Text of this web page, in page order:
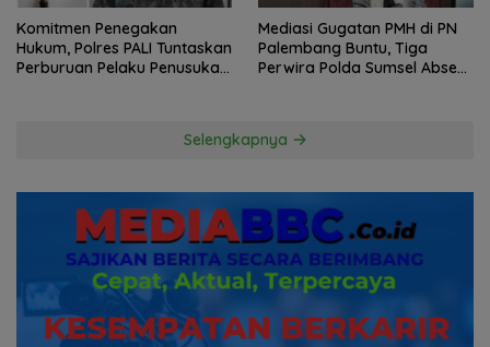
Komitmen Penegakan
Hukum, Polres PALI Tuntaskan
Perburuan Pelaku Penusukan
Mediasi Gugatan PMH di PN
Palembang Buntu, Tiga
Perwira Polda Sumsel Absen,
Selengkapnya